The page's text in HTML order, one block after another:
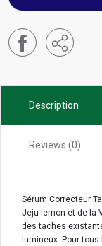
Description
Reviews (0)
Sérum Correcteur
Jeju lemon et de la
des taches
lumineux. Pour